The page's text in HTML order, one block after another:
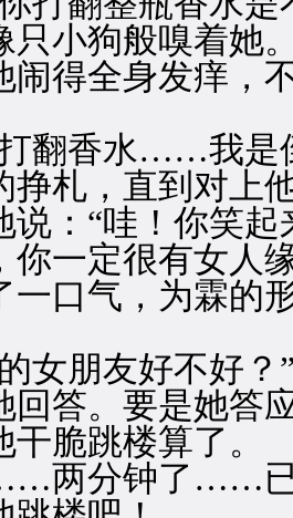
只小狗般嗅着她
全身发痒，不
香水……我是
，直到对上他
说：“哇！你笑
你一定很有女人
气，为霖的形
朋友好不好？”
回答。要是她答
脆跳楼算了。
分钟了……已